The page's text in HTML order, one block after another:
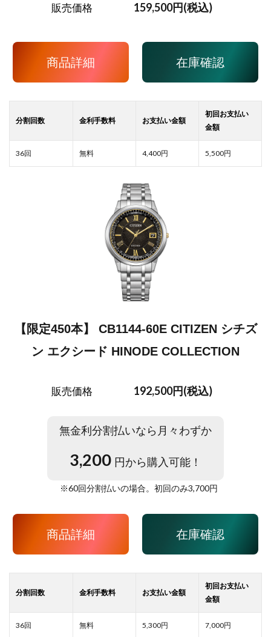
販売価格 159,500円(税込)
商品詳細 在庫確認
4,400 5,500
【限定450本】 CB1144-60E CITIZEN シチズ
ン エクシード HINODE COLLECTION
販売価格 192,500円(税込)
無金利分割払いなら月々わずか
3,200 円から購入可能！
※60回分割払いの場合。初回のみ3,700円
商品詳細 在庫確認
5,300 7,000